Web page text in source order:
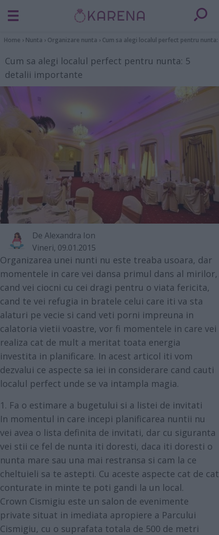
Home › Nunta › Organizare nunta › Cum sa alegi localul perfect pentru
Cum sa alegi localul perfect pentru nunta: 5
detalii importante
De Alexandra Ion
Vineri, 09.01.2015
Organizarea unei nunti nu este treaba usoara, dar
momentele in care vei dansa primul dans al mirilor,
cand vei ciocni cu cei dragi pentru o viata fericita,
cand te vei refugia in bratele celui care iti va sta
alaturi pe vecie si cand veti porni impreuna in
calatoria vietii voastre, vor fi momentele in care vei
realiza cat de mult a meritat toata energia
investita in planificare. In acest articol iti vom
dezvalui ce aspecte sa iei in considerare cand cauti
localul perfect unde se va intampla magia.
1. Fa o estimare a bugetului si a listei de invitati
In momentul in care incepi planificarea nuntii nu
vei avea o lista definita de invitati, dar cu siguranta
vei stii ce fel de nunta iti doresti, daca iti doresti o
nunta mare sau una mai restransa si cam la ce
cheltuieli sa te astepti. Cu aceste aspecte cat de cat
conturate in minte te poti gandi la un local.
Crown Cismigiu este un salon de evenimente
private situat in imediata apropiere a Parcului
Cismigiu, cu o suprafata totala de 500 de metri